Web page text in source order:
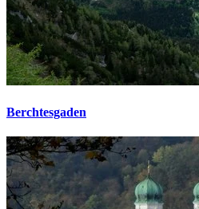
Berchtesgaden